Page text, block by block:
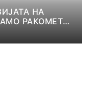
НА
РАКОМЕТ